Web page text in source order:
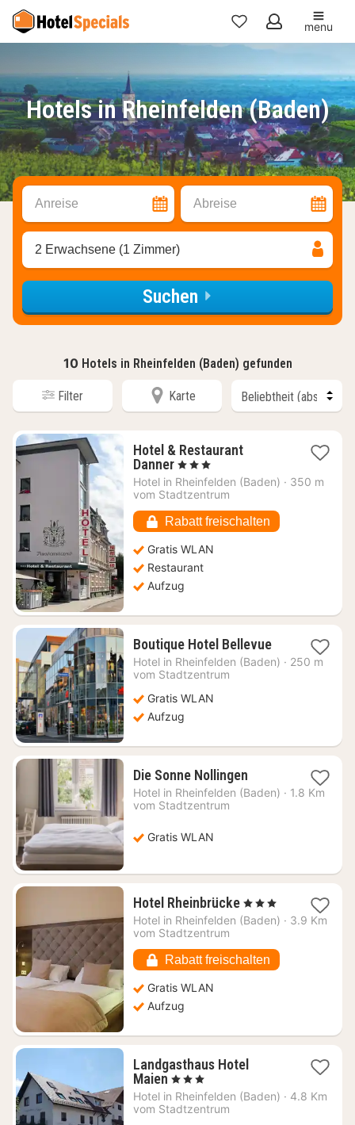
Meine
menu
Hotels in Rheinfelden (Baden)
Anreise Abreise
2 Erwachsene (1 Zimmer)
Suchen
10 Hotels in Rheinfelden (Baden) gefunden
Filter Karte
Hotel & Restaurant
Danner1
Nacht
ab
€
, 3 Sterne
Hotel in Rheinfelden (Baden) · 350 m
vom Stadtzentrum
Rabatt freischalten
Gratis WLAN
Restaurant
Aufzug
Boutique Hotel Bellevue1
Nacht
ab
Hotel in Rheinfelden (Baden) · 250 m
vom Stadtzentrum
Gratis WLAN
Aufzug
Die Sonne Nollingen1
Nacht
Hotel in Rheinfelden (Baden) · 1.8 Km
vom Stadtzentrum
Gratis WLAN
Hotel Rheinbrücke1
Nacht
ab
€
, 3 Sterne
Hotel in Rheinfelden (Baden) · 3.9 Km
vom Stadtzentrum
Rabatt freischalten
Gratis WLAN
Aufzug
Landgasthaus Hotel
Maien 1
Nacht
ab
, 3 Sterne
Hotel in Rheinfelden (Baden) · 4.8 Km
vom Stadtzentrum